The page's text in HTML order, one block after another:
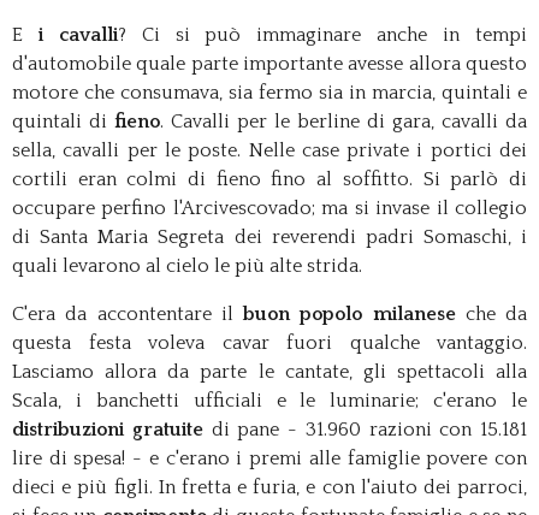
E i cavalli? Ci si può immaginare anche in tempi
d'automobile quale parte importante avesse allora questo
motore che consumava, sia fermo sia in marcia, quintali e
quintali di fieno. Cavalli per le berline di gara, cavalli da
sella, cavalli per le poste. Nelle case private i portici dei
cortili eran colmi di fieno fino al soffitto. Si parlò di
occupare perfino l'Arcivescovado; ma si invase il collegio
di Santa Maria Segreta dei reverendi padri Somaschi, i
quali levarono al cielo le più alte strida.
C'era da accontentare ilbuon popolo milaneseche da
questa festa voleva cavar fuori qualche vantaggio.
Lasciamo allora da parte le cantate, gli spettacoli alla
Scala, i banchetti ufficiali e le luminarie; c'erano le
distribuzioni gratuitedi pane - 31.960 razioni con 15.181
lire di spesa! - e c'erano i premi alle famiglie povere con
dieci e più figli. In fretta e furia, e con l'aiuto dei parroci,